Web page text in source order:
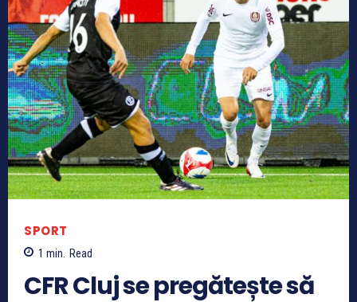
SPORT
1 min. Read
CFR Cluj se pregătește să